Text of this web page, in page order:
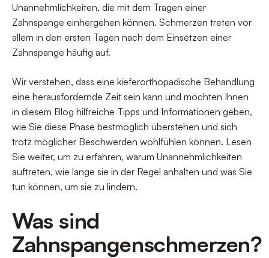
Unannehmlichkeiten, die mit dem Tragen einer
Zahnspange einhergehen können. Schmerzen treten vor
allem in den ersten Tagen nach dem Einsetzen einer
Zahnspange häufig auf.
Wir verstehen, dass eine kieferorthopädische Behandlung
eine herausfordernde Zeit sein kann und möchten Ihnen
in diesem Blog hilfreiche Tipps und Informationen geben,
wie Sie diese Phase bestmöglich überstehen und sich
trotz möglicher Beschwerden wohlfühlen können. Lesen
Sie weiter, um zu erfahren, warum Unannehmlichkeiten
auftreten, wie lange sie in der Regel anhalten und was Sie
tun können, um sie zu lindern.
Was sind
Zahnspangenschmerzen?